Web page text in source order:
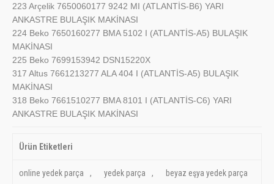
223 Arçelik 7650060177 9242 MI (ATLANTİS-B6) YARI
ANKASTRE BULAŞIK MAKİNASI
224 Beko 7650160277 BMA 5102 I (ATLANTİS-A5) BULAŞIK
MAKİNASI
225 Beko 7699153942 DSN15220X
317 Altus 7661213277 ALA 404 I (ATLANTİS-A5) BULAŞIK
MAKİNASI
318 Beko 7661510277 BMA 8101 I (ATLANTİS-C6) YARI
ANKASTRE BULAŞIK MAKİNASI
Ürün Etiketleri
online yedek parça , yedek parça , beyaz eşya yedek parça